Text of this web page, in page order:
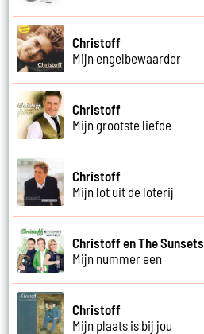
Christoff
Mijn engelbewaarder
Christoff
Mijn grootste liefde
Christoff
Mijn lot uit de loterij
Christoff en The Sunsets
Mijn nummer een
Christoff
Mijn plaats is bij jou